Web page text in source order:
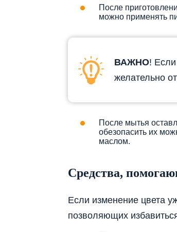
После
можно применять
ВАЖНО!
желательно
После мытья
обезопасить их
маслом.
Средства,
Если изменение цвета
позволяющих